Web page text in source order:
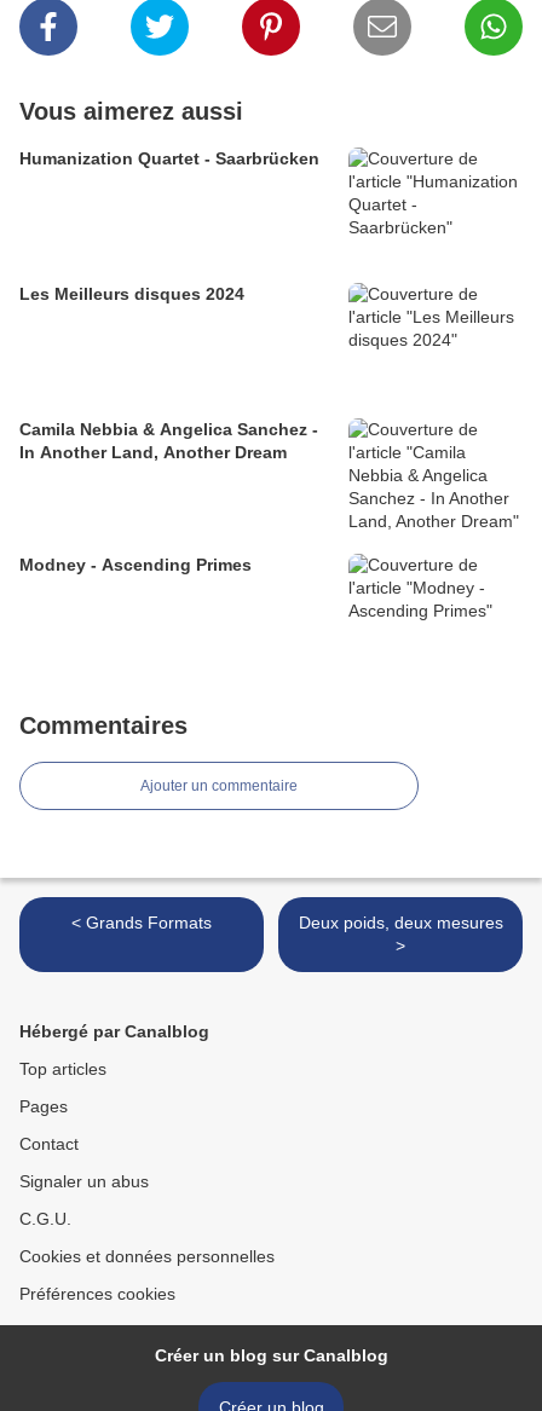
Vous aimerez aussi
Humanization Quartet - Saarbrücken
Les Meilleurs disques 2024
Camila Nebbia & Angelica Sanchez -
In Another Land, Another Dream
Modney - Ascending Primes
Commentaires
Ajouter un commentaire
< Grands Formats
Deux poids, deux mesures
>
Hébergé par Canalblog
Top articles
Pages
Contact
Signaler un abus
C.G.U.
Cookies et données personnelles
Préférences cookies
Créer un blog sur Canalblog